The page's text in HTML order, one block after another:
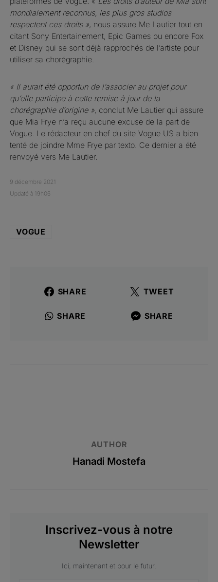
mondialement reconnus, les plus gros studios
respectent ces droits », nous assure Me Lautier tout en
citant Sony Entertainement, Epic Games ou encore Fox
et Disney qui se sont déjà rapprochés de l’artiste pour
utiliser sa chorégraphie.
« Il aurait été opportun de l’associer au projet pour
qu’elle participe à cette remise à jour de la
chorégraphie d’origine », conclut Me Lautier qui assure
que Mia Frye n’a reçu aucune excuse de la part de
Vogue. Le rédacteur en chef du site Vogue US a bien
tenté de joindre Mme Frye par texto. Ce dernier a été
renvoyé vers Me Lautier.
9 décembre 2021
Updaté à 19h06
VOGUE
SHARE TWEET
SHARE SHARE
AUTHOR
Hanadi Mostefa
Inscrivez-vous à notre
Newsletter
Ici, maintenant et pour le futur.